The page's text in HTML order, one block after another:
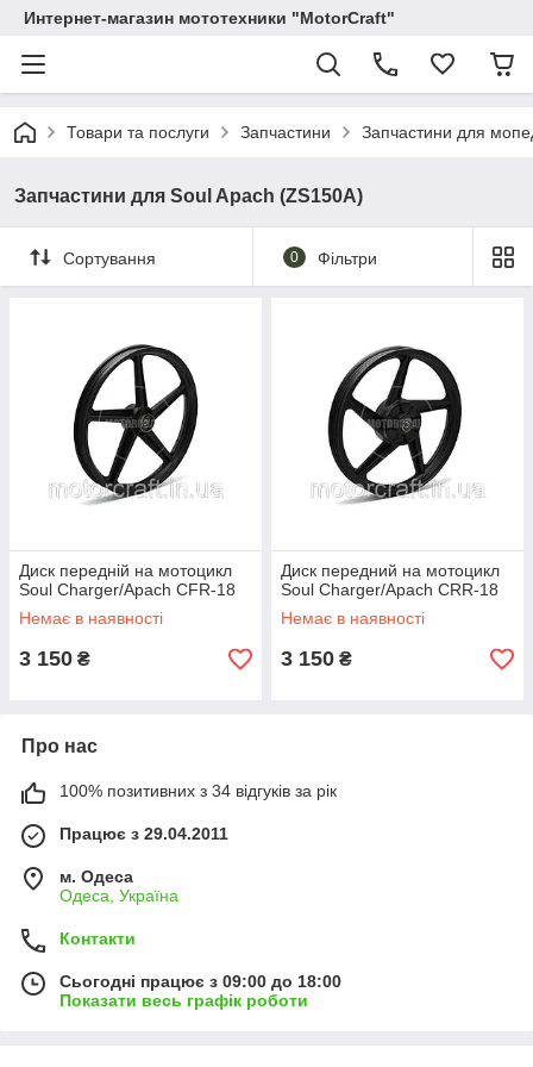
Интернет-магазин мототехники "MotorCraft"
Товари та послуги Запчастини Запчастини для
Запчастини для Soul Apach (ZS150A)
Сортування 0 Фільтри
Диск передній на мотоцикл
Soul Charger/Apach CFR-18
Немає в наявності
3 150 ₴
Диск передний на мотоцикл
Soul Charger/Apach CRR-18
Немає в наявності
3 150 ₴
Про нас
100% позитивних з 34 відгуків за рік
Працює з 29.04.2011
м. Одеса
Одеса, Україна
Контакти
Сьогодні працює з 09:00 до 18:00
Показати весь графік роботи